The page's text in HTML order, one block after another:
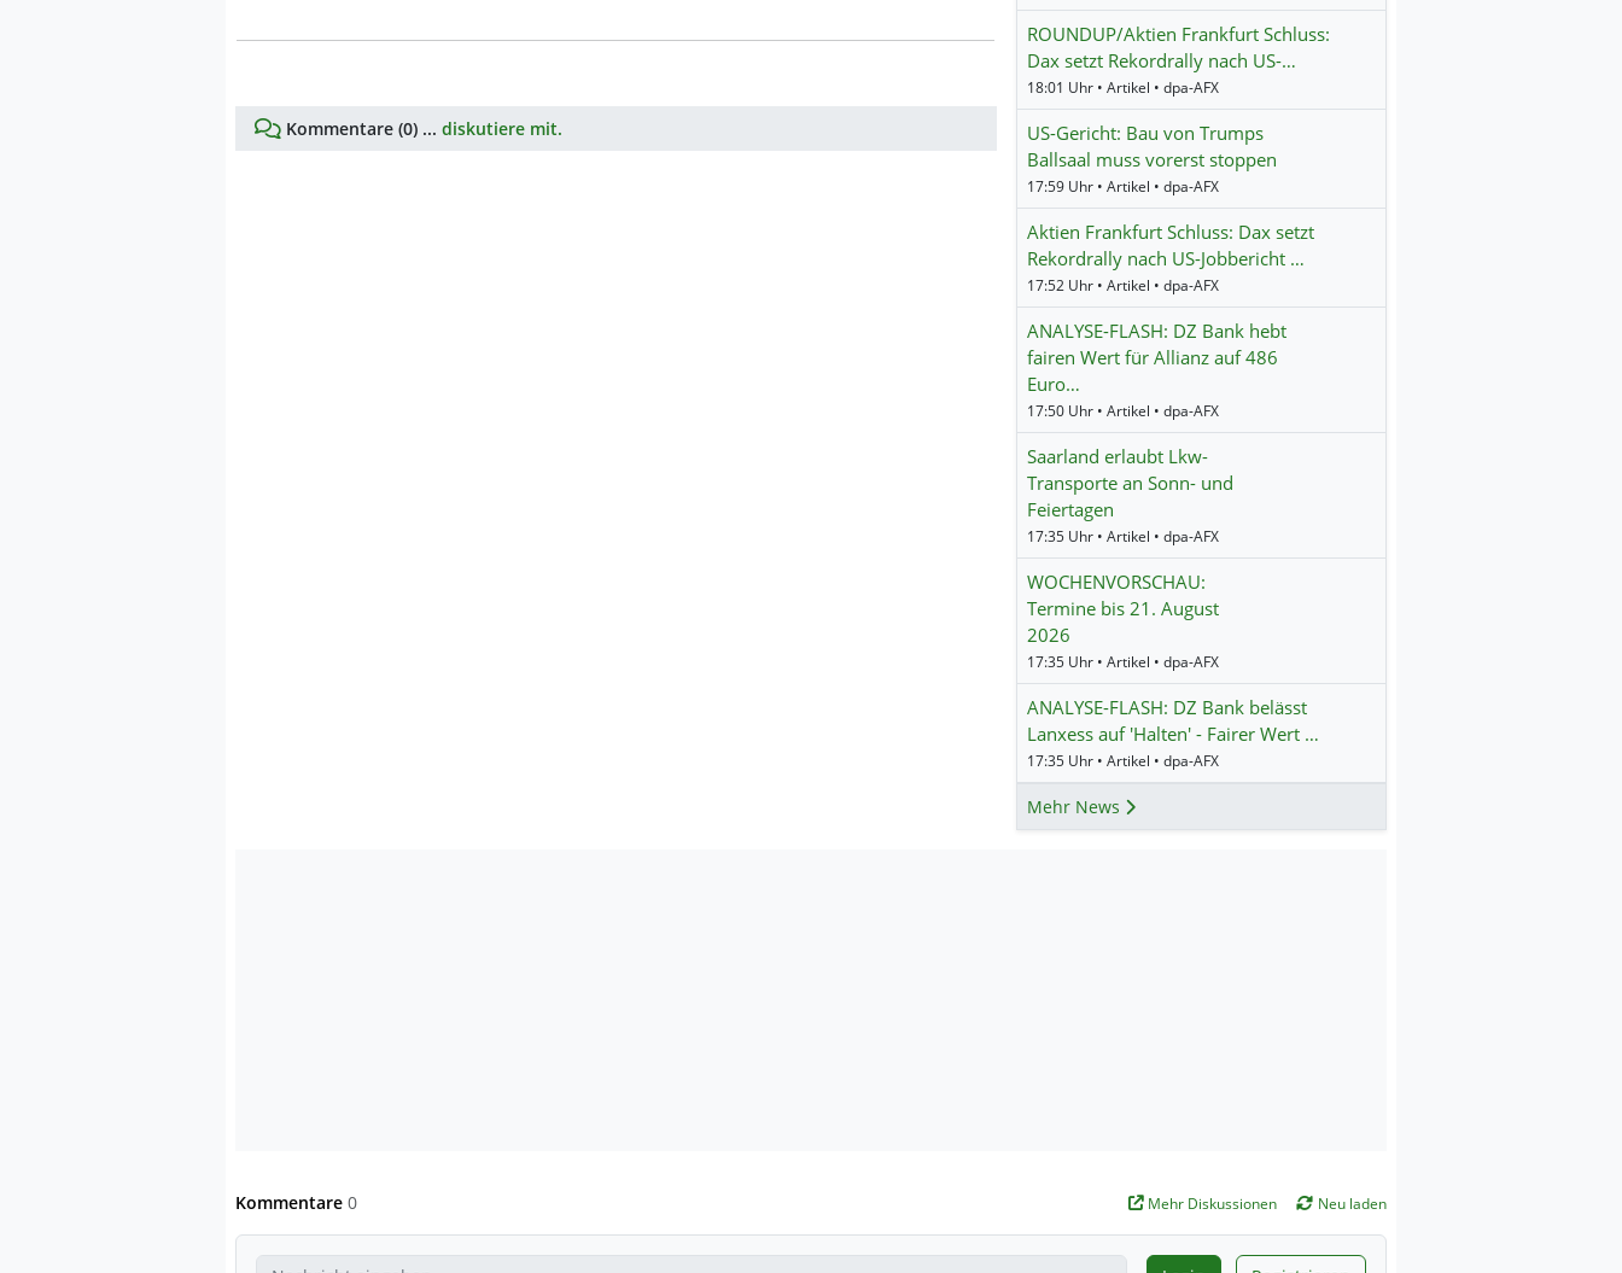
Kommentare (0) ... diskutiere mit.
ROUNDUP/Aktien Frankfurt Schluss:
Dax setzt Rekordrally nach US-…
18:01 Uhr • Artikel • dpa-AFX
US-Gericht: Bau von Trumps
Ballsaal muss vorerst stoppen
17:59 Uhr • Artikel • dpa-AFX
Aktien Frankfurt Schluss: Dax setzt
Rekordrally nach US-Jobbericht …
17:52 Uhr • Artikel • dpa-AFX
ANALYSE-FLASH: DZ Bank hebt
fairen Wert für Allianz auf 486
Euro…
17:50 Uhr • Artikel • dpa-AFX
Saarland erlaubt Lkw-
Transporte an Sonn- und
Feiertagen
17:35 Uhr • Artikel • dpa-AFX
WOCHENVORSCHAU:
Termine bis 21. August
2026
17:35 Uhr • Artikel • dpa-AFX
ANALYSE-FLASH: DZ Bank belässt
Lanxess auf 'Halten' - Fairer Wert …
17:35 Uhr • Artikel • dpa-AFX
Mehr News
Kommentare 0 Mehr Diskussionen Neu laden